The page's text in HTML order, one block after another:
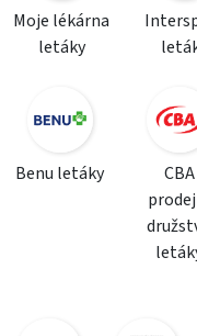
Moje lékárna
letáky
Benu letáky
CBA